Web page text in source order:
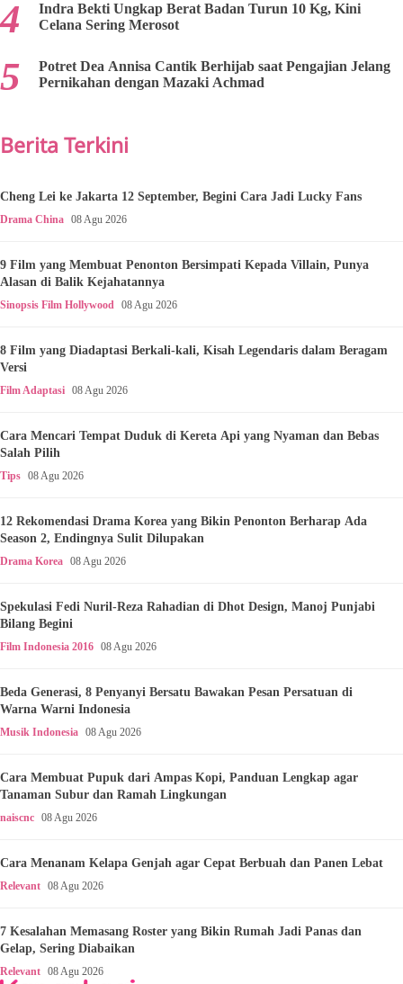
Indra Bekti Ungkap Berat Badan Turun 10 Kg, Kini
Celana Sering Merosot
Potret Dea Annisa Cantik Berhijab saat Pengajian Jelang
Pernikahan dengan Mazaki Achmad
Berita Terkini
Cheng Lei ke Jakarta 12 September, Begini Cara Jadi Lucky Fans
Drama China 08 Agu 2026
9 Film yang Membuat Penonton Bersimpati Kepada Villain, Punya
Alasan di Balik Kejahatannya
Sinopsis Film Hollywood 08 Agu 2026
8 Film yang Diadaptasi Berkali-kali, Kisah Legendaris dalam Beragam
Versi
Film Adaptasi 08 Agu 2026
Cara Mencari Tempat Duduk di Kereta Api yang Nyaman dan Bebas
Salah Pilih
Tips 08 Agu 2026
12 Rekomendasi Drama Korea yang Bikin Penonton Berharap Ada
Season 2, Endingnya Sulit Dilupakan
Drama Korea 08 Agu 2026
Spekulasi Fedi Nuril-Reza Rahadian di Dhot Design, Manoj Punjabi
Bilang Begini
Film Indonesia 2016 08 Agu 2026
Beda Generasi, 8 Penyanyi Bersatu Bawakan Pesan Persatuan di
Warna Warni Indonesia
Musik Indonesia 08 Agu 2026
Cara Membuat Pupuk dari Ampas Kopi, Panduan Lengkap agar
Tanaman Subur dan Ramah Lingkungan
naiscnc 08 Agu 2026
Cara Menanam Kelapa Genjah agar Cepat Berbuah dan Panen Lebat
Relevant 08 Agu 2026
7 Kesalahan Memasang Roster yang Bikin Rumah Jadi Panas dan
Gelap, Sering Diabaikan
Relevant 08 Agu 2026